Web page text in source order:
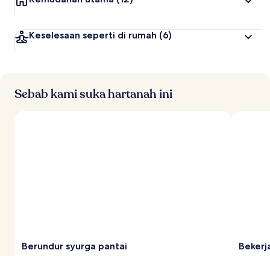
g
g
e
Keselesaan seperti di rumah (6)
Sebab kami suka hartanah ini
Berundur syurga pantai